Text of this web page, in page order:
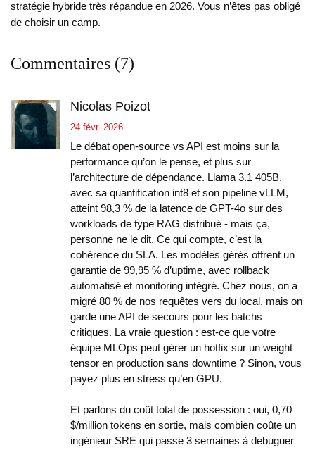
stratégie hybride très répandue en 2026. Vous n’êtes pas obligé
de choisir un camp.
Commentaires (7)
Nicolas Poizot
24 févr. 2026
Le débat open-source vs API est moins sur la
performance qu’on le pense, et plus sur
l’architecture de dépendance. Llama 3.1 405B,
avec sa quantification int8 et son pipeline vLLM,
atteint 98,3 % de la latence de GPT-4o sur des
workloads de type RAG distribué - mais ça,
personne ne le dit. Ce qui compte, c’est la
cohérence du SLA. Les modèles gérés offrent un
garantie de 99,95 % d’uptime, avec rollback
automatisé et monitoring intégré. Chez nous, on a
migré 80 % de nos requêtes vers du local, mais on
garde une API de secours pour les batchs
critiques. La vraie question : est-ce que votre
équipe MLOps peut gérer un hotfix sur un weight
tensor en production sans downtime ? Sinon, vous
payez plus en stress qu’en GPU.
Et parlons du coût total de possession : oui, 0,70
$/million tokens en sortie, mais combien coûte un
ingénieur SRE qui passe 3 semaines à debuguer